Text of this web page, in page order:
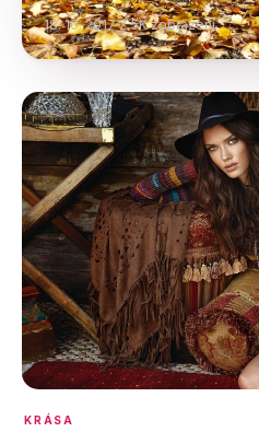
máme pro vás pár trendů
18. 10. 2017 2.5K zobrazení
KRÁSA